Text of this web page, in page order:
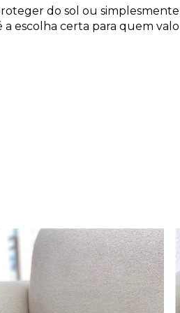
do sol ou
a escolha certa para quem